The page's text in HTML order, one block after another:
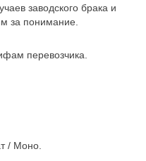
заводского брака и
за понимание.
перевозчика.
/ Моно.